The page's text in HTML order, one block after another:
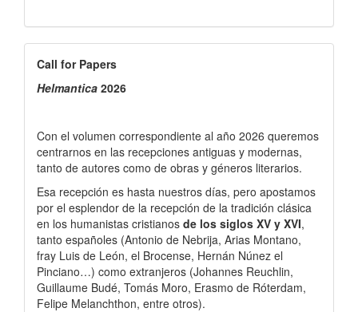
for
Papers
Call for Papers
Helmantica 2026
Con el volumen correspondiente al año 2026 queremos
centrarnos en las recepciones antiguas y modernas,
tanto de autores como de obras y géneros literarios.
Esa recepción es hasta nuestros días, pero apostamos
por el esplendor de la recepción de la tradición clásica
en los humanistas cristianos de los siglos XV y XVI,
tanto españoles (Antonio de Nebrija, Arias Montano,
fray Luis de León, el Brocense, Hernán Núnez el
Pinciano…) como extranjeros (Johannes Reuchlin,
Guillaume Budé, Tomás Moro, Erasmo de Róterdam,
Felipe Melanchthon, entre otros).